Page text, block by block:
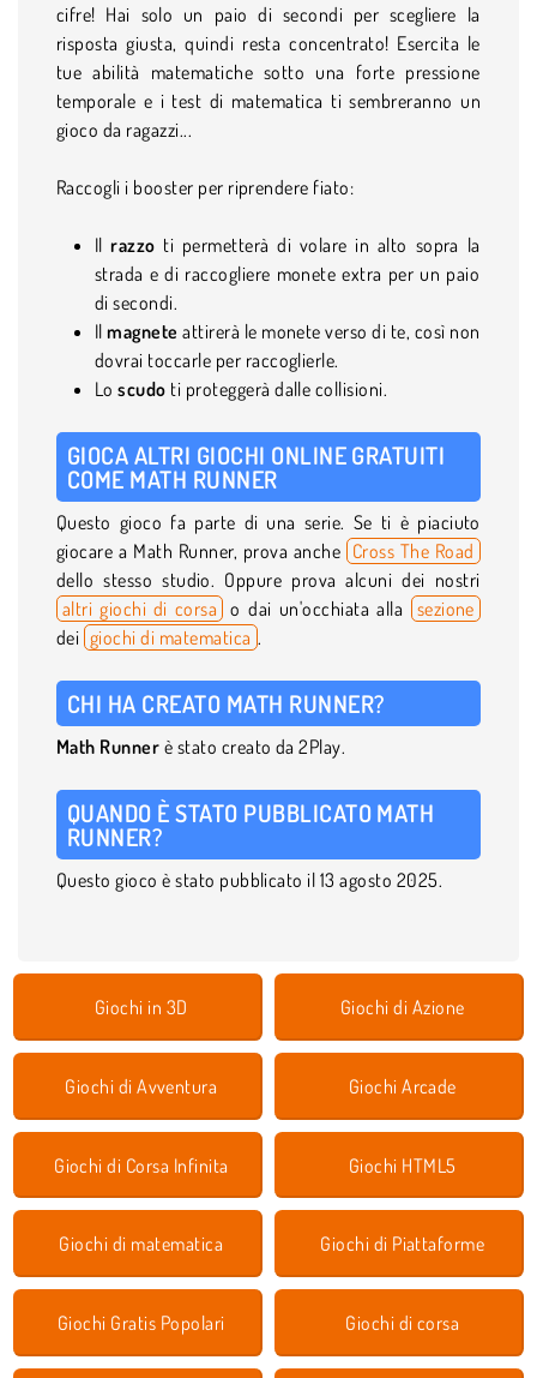
cifre! Hai solo un paio di secondi per scegliere la
risposta giusta, quindi resta concentrato! Esercita le
tue abilità matematiche sotto una forte pressione
temporale e i test di matematica ti sembreranno un
gioco da ragazzi...
Raccogli i booster per riprendere fiato:
Ilrazzo ti permetterà di volare in alto sopra la
strada e di raccogliere monete extra per un paio
di secondi.
Ilmagnete attirerà le monete verso di te, così non
dovrai toccarle per raccoglierle.
Loscudo ti proteggerà dalle collisioni.
GIOCA ALTRI GIOCHI ONLINE GRATUITI
COME MATH RUNNER
Questo gioco fa parte di una serie. Se ti è piaciuto
giocare a Math Runner, prova anche Cross The Road
dello stesso studio. Oppure prova alcuni dei nostri
altri giochi di corsa o dai un'occhiata alla
sezione
dei giochi di matematica .
CHI HA CREATO MATH RUNNER?
Math Runner è stato creato da 2Play.
QUANDO È STATO PUBBLICATO MATH
RUNNER?
Questo gioco è stato pubblicato il 13 agosto 2025.
Giochi in 3D Giochi di Azione
Giochi di Avventura Giochi Arcade
Giochi di Corsa Infinita Giochi HTML5
Giochi di matematica Giochi di Piattaforme
Giochi Gratis Popolari Giochi di corsa